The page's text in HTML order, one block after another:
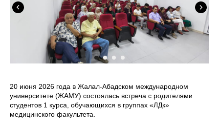
20 июня 2026 года в Жалал-Абадском международном
университете (ЖАМУ) состоялась встреча с родителями
студентов 1 курса, обучающихся в группах «ЛДк»
медицинского факультета.